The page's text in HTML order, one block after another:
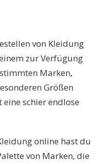
von Kleidung
zur Verfügung
Marken,
Größen
schier endlose
online hast du
von Marken, die